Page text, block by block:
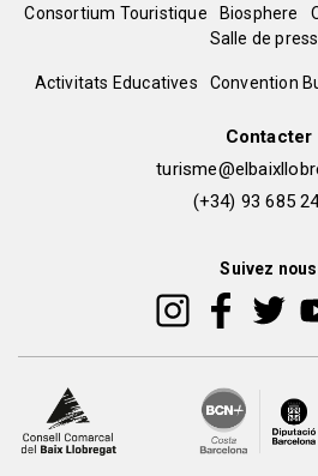
Menú
del
Consortium Touristique Biosphere
Salle de
Peu
Activitats Educatives Convention
Contacter
(+34) 93 685
Suivez nous